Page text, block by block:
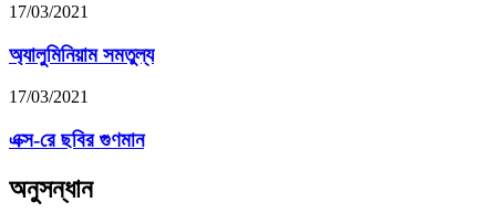
17/03/2021
অ্যালুমিনিয়াম সমতুল্য
17/03/2021
এক্স-রে ছবির গুণমান
অনুসন্ধান